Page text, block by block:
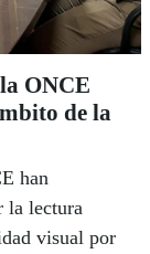
ONCE
de la
han
la lectura
visual por